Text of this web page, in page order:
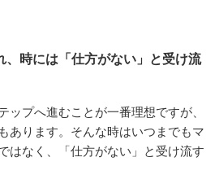
、時には「仕方がない」と受け流
ップへ進むことが一番理想ですが、
あります。そんな時はいつまでもマ
はなく、「仕方がない」と受け流す